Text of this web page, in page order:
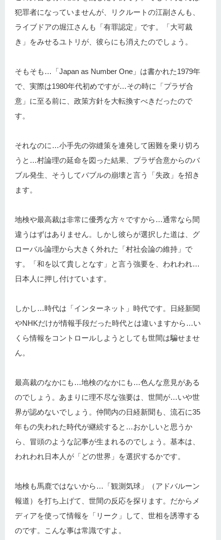
犯罪者になっていませんが、リクルートの江副さんも、
ライブドアの堀江さんも「有罪認定」です。「大可裁
き」をみせるユトリが、彼らにも消えたのでしょう。
そもそも…「Japan as Number One」は書かれた1979年
で、実際は1980年代初めですが…その時に「プラザ合
意」に至る前に、政策方針を大転換すべきだったので
す。
それなのに…小手先の弥縫策を連発して困難を乗り切ろ
うと…村論理の延命を図った結果、プラザ合意からのバ
ブル発生、そうしてバブルの崩壊と言う「失政」を招き
ます。
地検や最高裁は非常に優秀な方々ですから…通常なら間
違うはずはありません。しかし彼らが選択した道は、グ
ローバル論理から大きく外れた「村社会論の維持」で
す。「和を以て貴しとなす」と言う強要を、われわれ…
日本人に押し付けています。
しかし…時代は「インターネット」時代です。日経新聞
やNHKだけが情報手段だった時代とは違いますから…い
くら情報をコントロールしようとしても世間は騙せませ
ん。
最高裁のなかにも…地検のなかにも…色んな意見がある
のでしょう。あまりに理不尽な強要は、世間が…いや世
界が認めないでしょう。仲間内の日経新聞も、流石に35
年もの失われた時代が継続すると…おかしいと思うか
ら、冒頭のような記事が生まれるのでしょう。基本は、
われわれ日本人が「どの世界」を選択するかです。
地検も馬鹿ではないから…「観測気球」（アドバルーン
報道）を打ち上げて、世間の反応を探ります。だからメ
ディアを使って情報を「リーク」して、世相を誘導する
のです。こんな事は常識ですよ。